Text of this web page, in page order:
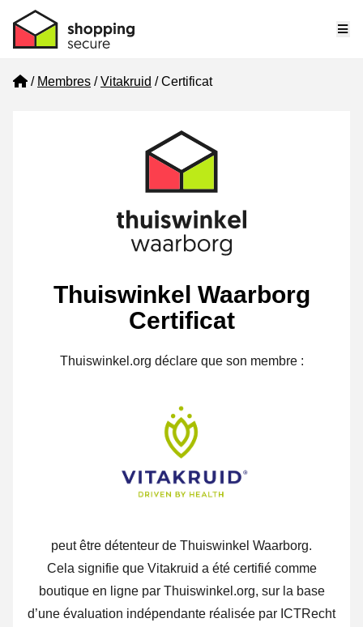
Home
Membres Vitakruid Certificat
Thuiswinkel Waarborg
Certificat
Thuiswinkel.org déclare que son membre :
peut être détenteur de Thuiswinkel Waarborg.
Cela signifie que Vitakruid a été certifié comme
boutique en ligne par Thuiswinkel.org, sur la base
d’une évaluation indépendante réalisée par ICTRecht